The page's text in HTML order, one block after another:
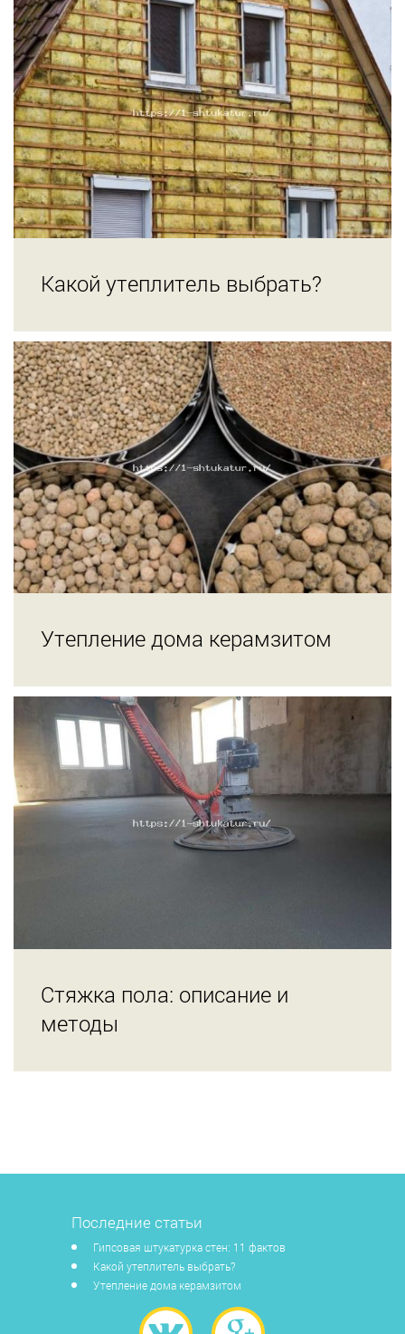
Какой утеплитель выбрать?
Утепление дома керамзитом
Стяжка пола: описание и
методы
Последние статьи
Гипсовая штукатурка стен: 11 фактов
Какой утеплитель выбрать?
Утепление дома керамзитом